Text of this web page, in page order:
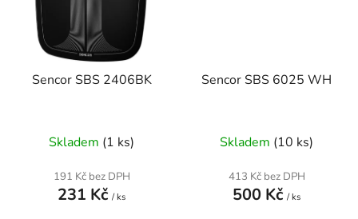
Sencor SBS 2406BK
Skladem (1 ks)
191 Kč bez DPH
231 Kč / ks
Sencor SBS 6025 WH
Skladem (10 ks)
413 Kč bez DPH
500 Kč / ks